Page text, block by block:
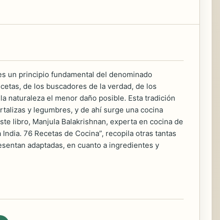
un principio fundamental del denominado
de los buscadores de la verdad, de los
naturaleza el menor daño posible. Esta tradición
y legumbres, y de ahí surge una cocina
libro, Manjula Balakrishnan, experta en cocina de
76 Recetas de Cocina”, recopila otras tantas
adaptadas, en cuanto a ingredientes y